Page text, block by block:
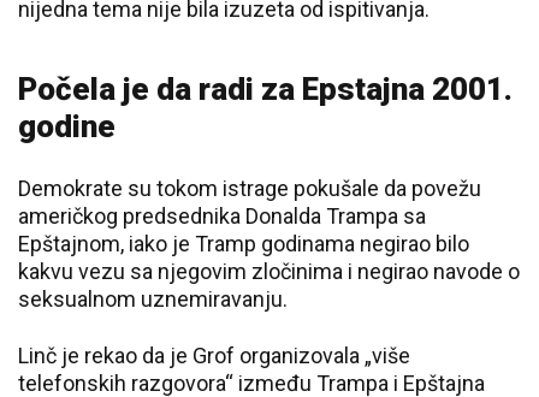
nijedna tema nije bila izuzeta od ispitivanja.
Počela je da radi za Epstajna 2001.
godine
Demokrate su tokom istrage pokušale da povežu
američkog predsednika Donalda Trampa sa
Epštajnom, iako je Tramp godinama negirao bilo
kakvu vezu sa njegovim zločinima i negirao navode o
seksualnom uznemiravanju.
Linč je rekao da je Grof organizovala „više
telefonskih razgovora“ između Trampa i Epštajna